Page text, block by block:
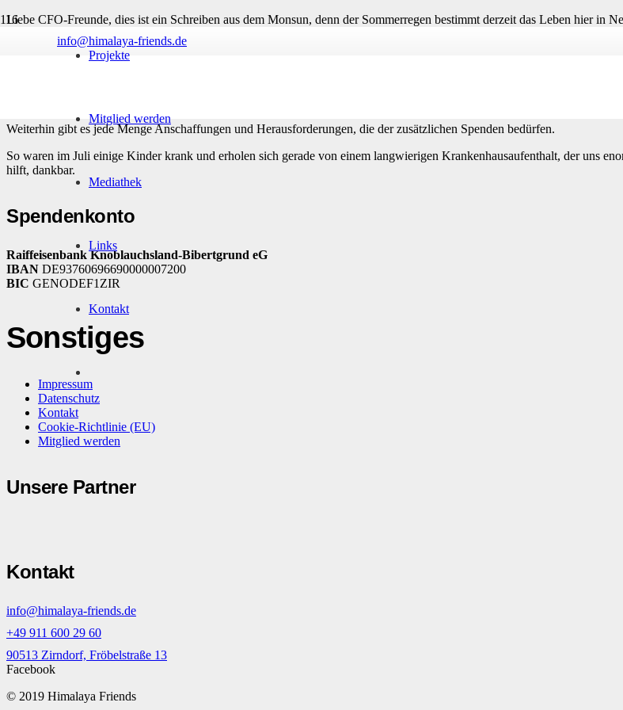
info@himalaya-friends.de
Projekte
Mitglied werden
Mediathek
Links
Kontakt
Liebe CFO-Freunde, dies ist ein Schreiben aus dem Monsun, denn der Sommerregen bestimmt derzeit das Leben hier in
Unsere Kinder haben kurze Sommerferien und genießen die freie Zeit. Zusammenfassend kann man sagen: Das
Weiterhin gibt es jede Menge Anschaffungen und Herausforderungen, die der zusätzlichen Spenden bedürfen.
So waren im Juli einige Kinder krank und erholen sich gerade von einem langwierigen Krankenhausaufenthalt, der uns
hilft, dankbar.
Spendenkonto
Raiffeisenbank Knoblauchsland-Bibertgrund eG
IBAN DE93760696690000007200
BIC GENODEF1ZIR
Sonstiges
Impressum
Datenschutz
Kontakt
Cookie-Richtlinie (EU)
Mitglied werden
Unsere Partner
Kontakt
info@himalaya-friends.de
+49 911 600 29 60
90513 Zirndorf, Fröbelstraße 13
Facebook
© 2019 Himalaya Friends